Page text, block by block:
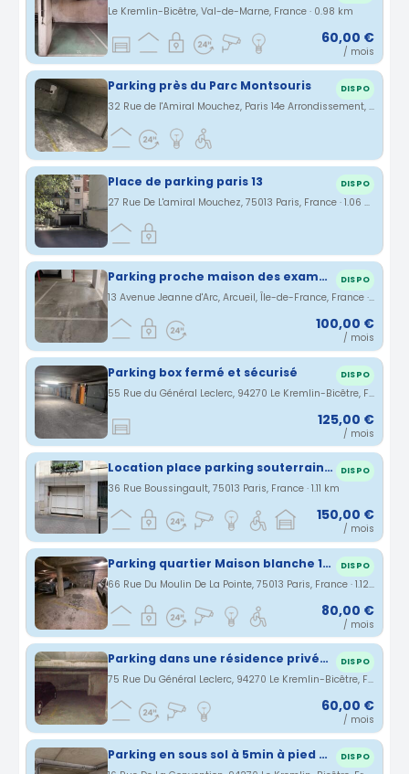
Le Kremlin-Bicêtre, Val-de-Marne, France · 0.98 km
60,00 €
/ mois
Parking près du Parc Montsouris DISPO
32 Rue de l'Amiral Mouchez, Paris 14e Arrondissement, Île-de-France, France · 1.06 km
Place de parking paris 13 DISPO
27 Rue De L'amiral Mouchez, 75013 Paris, France · 1.06 km
Parking proche maison des examens DISPO
13 Avenue Jeanne d'Arc, Arcueil, Île-de-France, France · 1.08 km
100,00 €
/ mois
Parking box fermé et sécurisé DISPO
55 Rue du Général Leclerc, 94270 Le Kremlin-Bicêtre, France · 1.1 km
125,00 €
/ mois
Location place parking souterrain à Paris 13ème DISPO
36 Rue Boussingault, 75013 Paris, France · 1.11 km
150,00 €
/ mois
Parking quartier Maison blanche 13eme DISPO
66 Rue Du Moulin De La Pointe, 75013 Paris, France · 1.12 km
80,00 €
/ mois
Parking dans une résidence privée Kremlin Bicêtre pour voiture et 2 roues DISPO
75 Rue Du Général Leclerc, 94270 Le Kremlin-Bicêtre, France · 1.15 km
60,00 €
/ mois
Parking en sous sol à 5min à pied du métro Krémlin Bicêtre DISPO